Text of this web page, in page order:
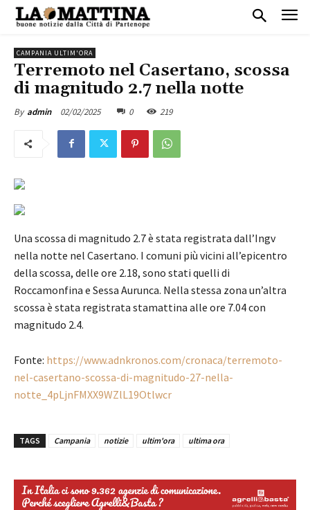
CAMPANIA ULTIM'ORA
Terremoto nel Casertano, scossa
di magnitudo 2.7 nella notte
By admin 02/02/2025 0 219
Una scossa di magnitudo 2.7 è stata registrata dall’Ingv
nella notte nel Casertano. I comuni più vicini all’epicentro
della scossa, delle ore 2.18, sono stati quelli di
Roccamonfina e Sessa Aurunca. Nella stessa zona un’altra
scossa è stata registrata stamattina alle ore 7.04 con
magnitudo 2.4.
Fonte: https://www.adnkronos.com/cronaca/terremoto-
nel-casertano-scossa-di-magnitudo-27-nella-
notte_4pLjnFMXX9WZlL19Otlwcr
TAGS Campania notizie ultim'ora ultima ora